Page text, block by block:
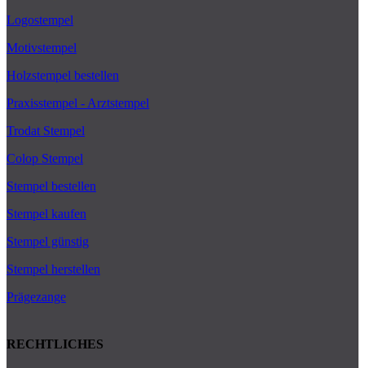
Logostempel
Motivstempel
Holzstempel bestellen
Praxisstempel - Arztstempel
Trodat Stempel
Colop Stempel
Stempel bestellen
Stempel kaufen
Stempel günstig
Stempel herstellen
Prägezange
RECHTLICHES